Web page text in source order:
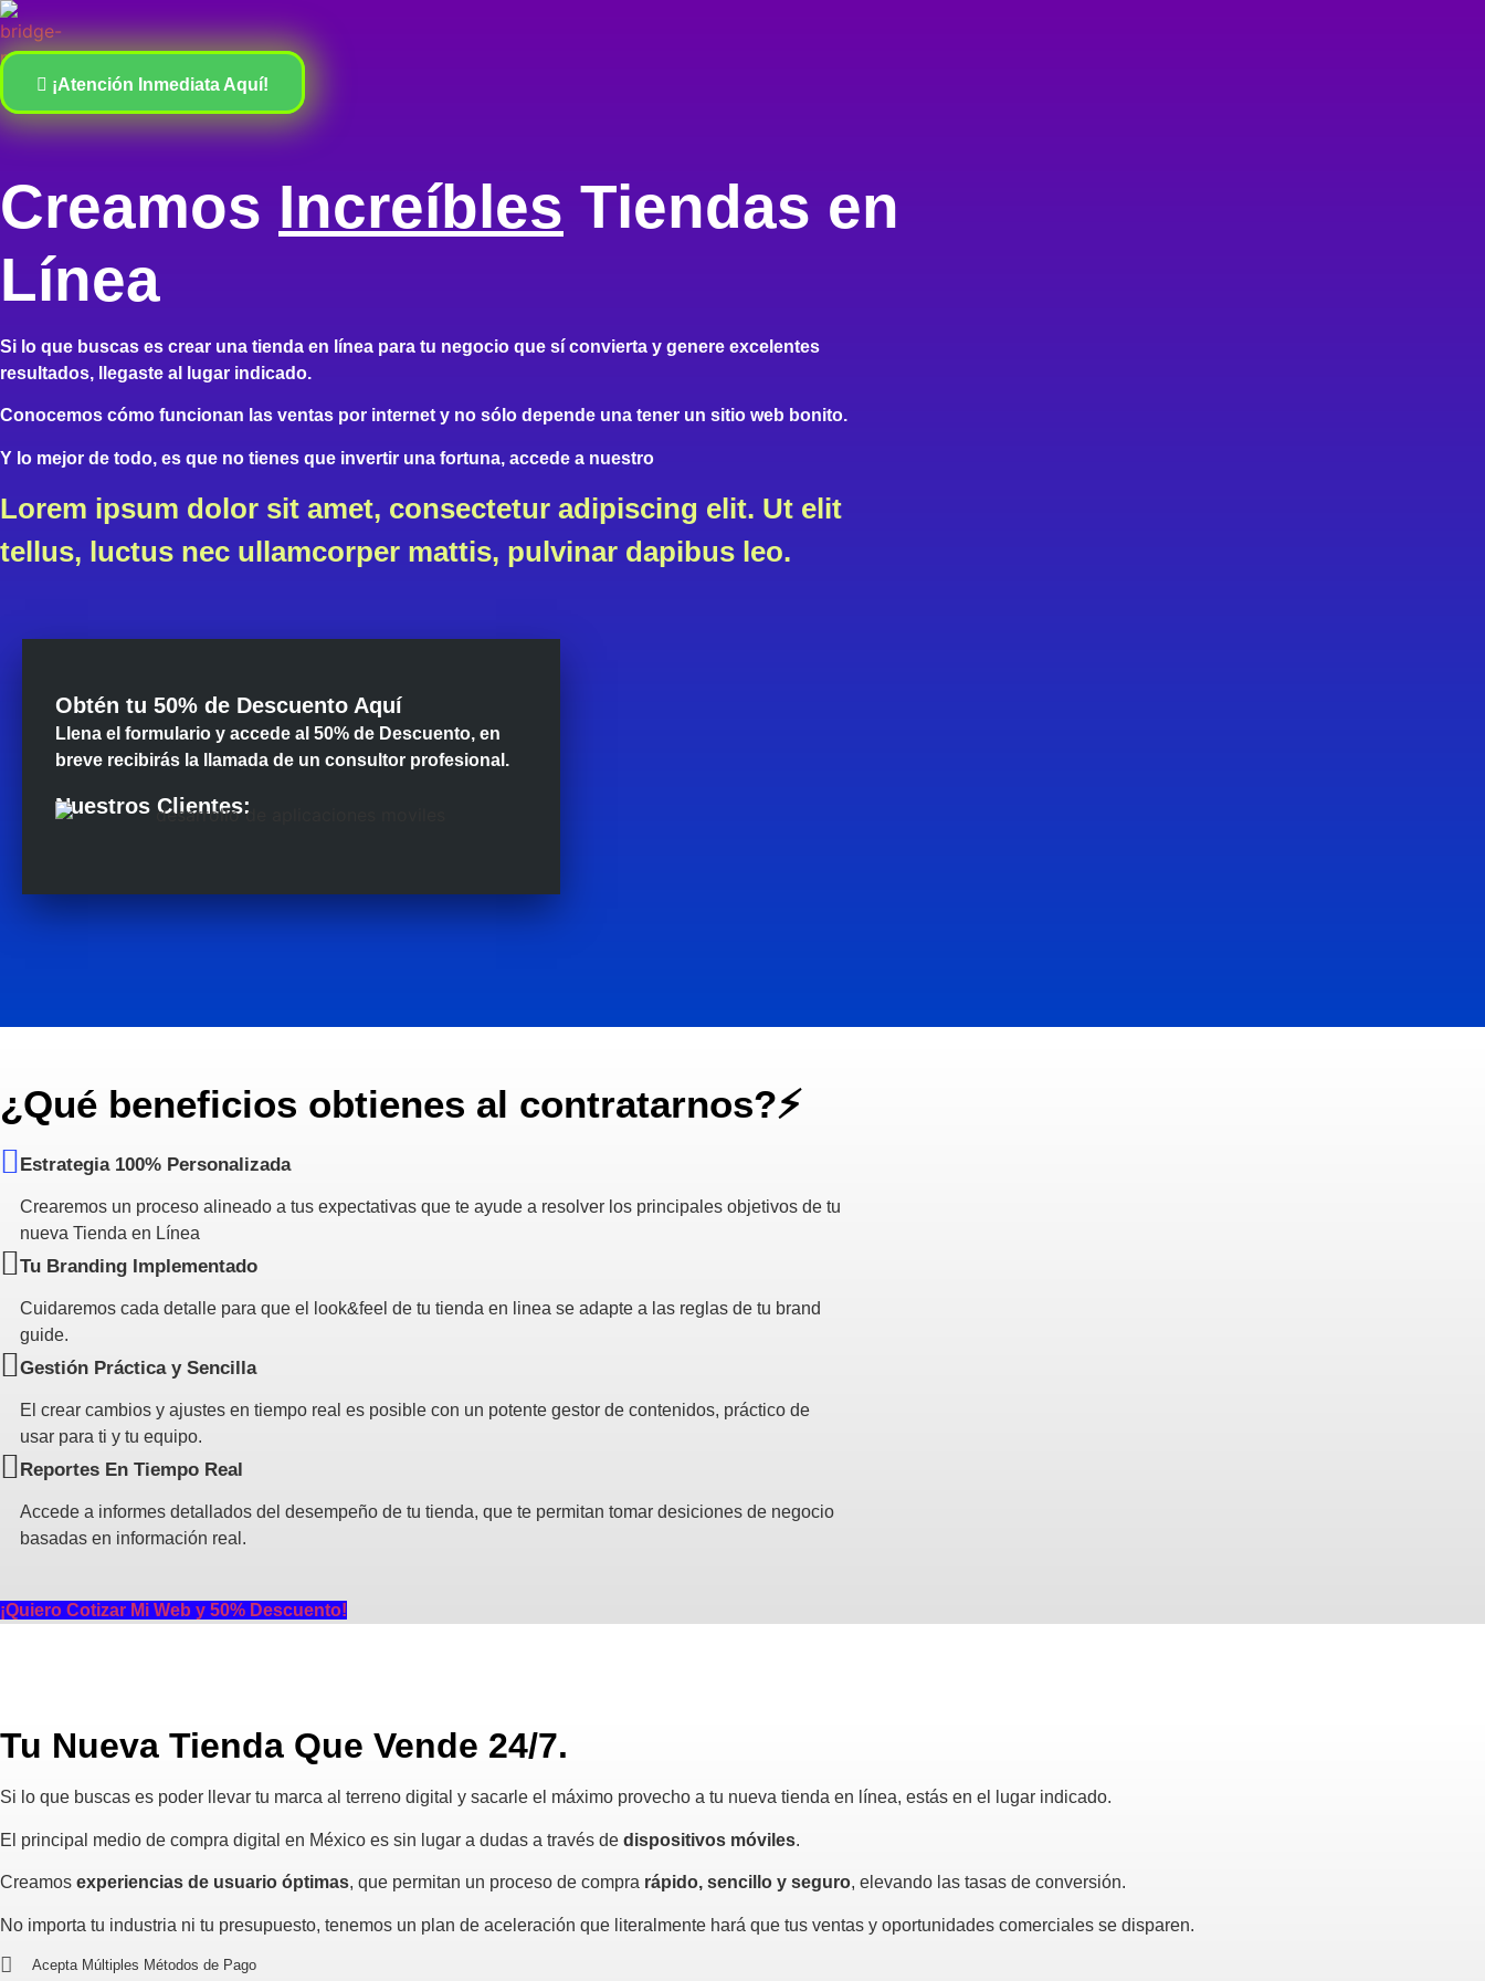
¡Atención Inmediata Aquí!
Creamos Increíbles Tiendas en
Línea
Si lo que buscas es crear una tienda en línea para tu negocio que sí convierta y genere excelentes
resultados, llegaste al lugar indicado.
Conocemos cómo funcionan las ventas por internet y no sólo depende una tener un sitio web bonito.
Y lo mejor de todo, es que no tienes que invertir una fortuna, accede a nuestro
Lorem ipsum dolor sit amet, consectetur adipiscing elit. Ut elit
tellus, luctus nec ullamcorper mattis, pulvinar dapibus leo.
Obtén tu 50% de Descuento Aquí
Llena el formulario y accede al 50% de Descuento, en
breve recibirás la llamada de un consultor profesional.
Nuestros Clientes:
¿Qué beneficios obtienes al contratarnos?⚡️
Estrategia 100% Personalizada
Crearemos un proceso alineado a tus expectativas que te ayude a resolver los principales objetivos de tu
nueva Tienda en Línea
Tu Branding Implementado
Cuidaremos cada detalle para que el look&feel de tu tienda en linea se adapte a las reglas de tu brand
guide.
Gestión Práctica y Sencilla
El crear cambios y ajustes en tiempo real es posible con un potente gestor de contenidos, práctico de
usar para ti y tu equipo.
Reportes En Tiempo Real
Accede a informes detallados del desempeño de tu tienda, que te permitan tomar desiciones de negocio
basadas en información real.
¡Quiero Cotizar Mi Web y 50% Descuento!
Tu Nueva Tienda Que Vende 24/7.
Si lo que buscas es poder llevar tu marca al terreno digital y sacarle el máximo provecho a tu nueva tienda en línea, estás en el lugar indicado.
El principal medio de compra digital en México es sin lugar a dudas a través de dispositivos móviles.
Creamos experiencias de usuario óptimas, que permitan un proceso de compra rápido, sencillo y seguro, elevando las tasas de conversión.
No importa tu industria ni tu presupuesto, tenemos un plan de aceleración que literalmente hará que tus ventas y oportunidades comerciales se disparen.
Acepta Múltiples Métodos de Pago